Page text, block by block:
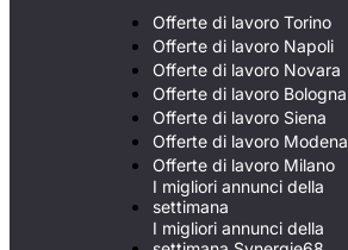
Offerte di lavoro Torino
Offerte di lavoro Napoli
Offerte di lavoro Novara
Offerte di lavoro Bologna
Offerte di lavoro Siena
Offerte di lavoro Modena
Offerte di lavoro Milano
I migliori annunci della
settimana
I migliori annunci della